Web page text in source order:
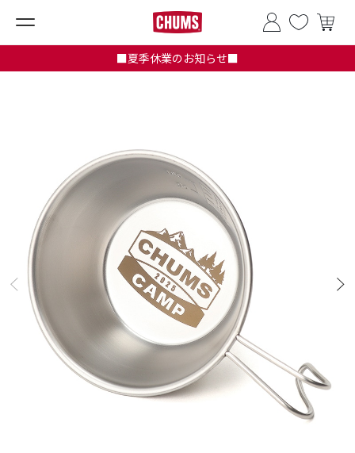
■夏季休業のお知らせ■